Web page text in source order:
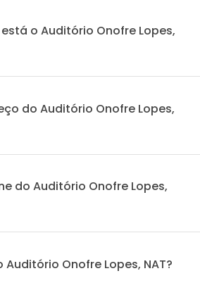
o Auditório Onofre Lopes,
do Auditório Onofre Lopes,
do Auditório Onofre Lopes,
Auditório Onofre Lopes, NAT?